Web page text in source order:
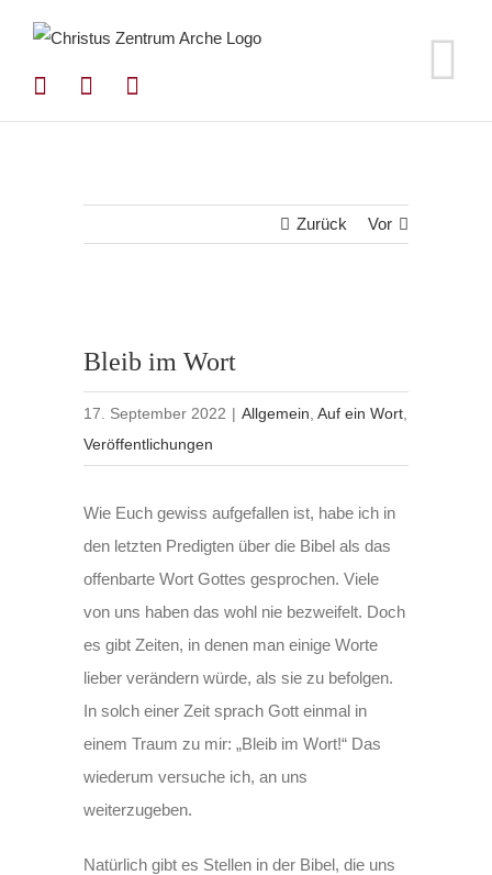
springen
Zurück Vor
Bleib im Wort
17. September 2022 | Allgemein ,Auf ein Wort
Veröffentlichungen
Wie Euch gewiss aufgefallen ist, habe ich in
den letzten Predigten über die Bibel als das
offenbarte Wort Gottes gesprochen. Viele
von uns haben das wohl nie bezweifelt. Doch
es gibt Zeiten, in denen man einige Worte
lieber verändern würde, als sie zu befolgen.
In solch einer Zeit sprach Gott einmal in
einem Traum zu mir: „Bleib im Wort!“ Das
wiederum versuche ich, an uns
weiterzugeben.
Natürlich gibt es Stellen in der Bibel, die uns